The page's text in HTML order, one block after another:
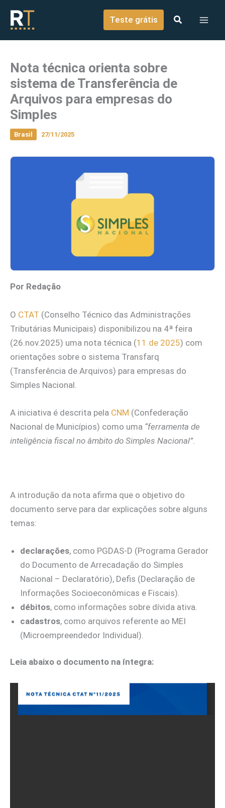
conteúdo
Teste grátis
Nota técnica orienta sobre
sistema de Transferência de
Arquivos para empresas do
Simples
Brasil 27/11/2025
Por Redação
O CTAT (Conselho Técnico das Administrações
Tributárias Municipais) disponibilizou na 4ª feira
(26.nov.2025) uma nota técnica (11 de 2025) com
orientações sobre o sistema Transfarq
(Transferência de Arquivos) para empresas do
Simples Nacional.
A iniciativa é descrita pela CNM (Confederação
Nacional de Municípios) como uma “ferramenta de
inteligência fiscal no âmbito do Simples Nacional”.
A introdução da nota afirma que o objetivo do
documento serve para dar explicações sobre alguns
temas:
declarações, como PGDAS-D (Programa Gerador
do Documento de Arrecadação do Simples
Nacional – Declaratório), Defis (Declaração de
Informações Socioeconômicas e Fiscais).
débitos, como informações sobre dívida ativa.
cadastros, como arquivos referente ao MEI
(Microempreendedor Individual).
Leia abaixo o documento na íntegra: